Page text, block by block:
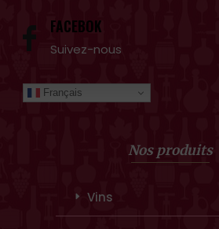
FACEBOK
Suivez-nous
Français
Nos produits
Vins